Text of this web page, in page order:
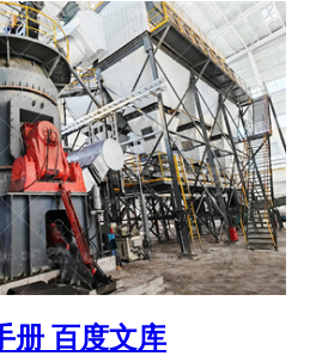
册 百度文库